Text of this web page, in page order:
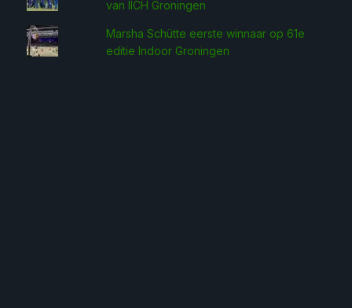
van IICH Groningen
Marsha Schütte eerste win­naar op 61e
editie Indoor Groningen